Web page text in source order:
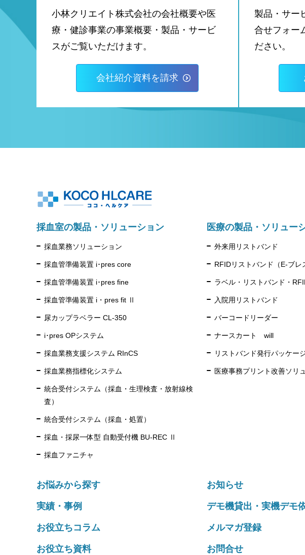
小林クリエイト株式会社の会社概要や医
療・健診事業の事業概要・製品・サービ
スがご覧いただけます。
会社紹介資料を請求
製品・サー
合せフォー
ださい。
採血室の製品・ソリューション
採血業務ソリューション
採血管準備装置 i･pres core
採血管準備装置 i･pres fine
採血管準備装置 i・pres fit Ⅱ
尿カップラベラー CL-350
i･pres OPシステム
採血業務支援システム RInCS
採血業務指標化システム
統合受付システム（採血・生理検査・放射線検
査）
統合受付システム（採血・処置）
採血・採尿一体型 自動受付機 BU-REC Ⅱ
採血ファニチャ
医療の製品・ソリュー
外来用リストバンド
RFIDリストバンド（E-ブレ
ラベル・リストバンド・
入院用リストバンド
バーコードリーダー
ナースカート will
リストバンド発行パッケー
医療事務プリント改善ソリ
お悩みから探す
実績・事例
お役立ちコラム
お役立ち資料
お知らせ
デモ機貸出・実機デモ
メルマガ登録
お問合せ